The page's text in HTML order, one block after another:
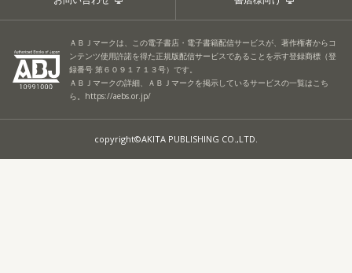
ＡＢＪマークは、この電子書店・電子書籍配信サービスが、著作権者からコ
ンテンツ使用許諾を得た正規版配信サービスであることを示す登録商標（登
録番号 第６０９１７１３号）です。
ＡＢＪマークの詳細、ＡＢＪマークを掲示しているサービスの一覧はこち
ら。 https://aebs.or.jp/
copyright©AKITA PUBLISHING CO.,LTD.